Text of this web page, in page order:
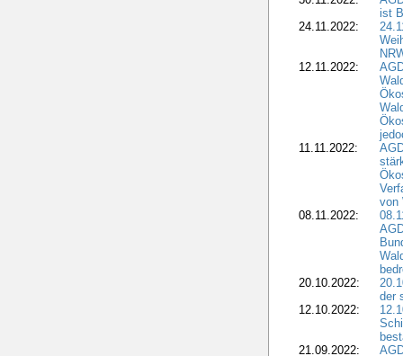
ist
24.11.2022:
12.11.2022:
11.11.2022:
von
08.11.2022:
20.10.2022:
der
12.10.2022:
21.09.2022: